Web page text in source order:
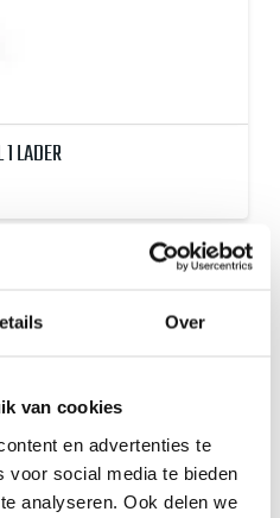
Over
van cookies
en advertenties te
voor social media te bieden
analyseren. Ook delen we
LADER